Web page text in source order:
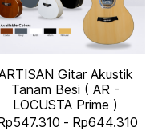
Gitar Akustik
Tanam Besi ( AR -
LOCUSTA Prime )
- Rp644.310